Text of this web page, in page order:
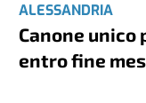
ALESSANDRIA
Canone
entro fine